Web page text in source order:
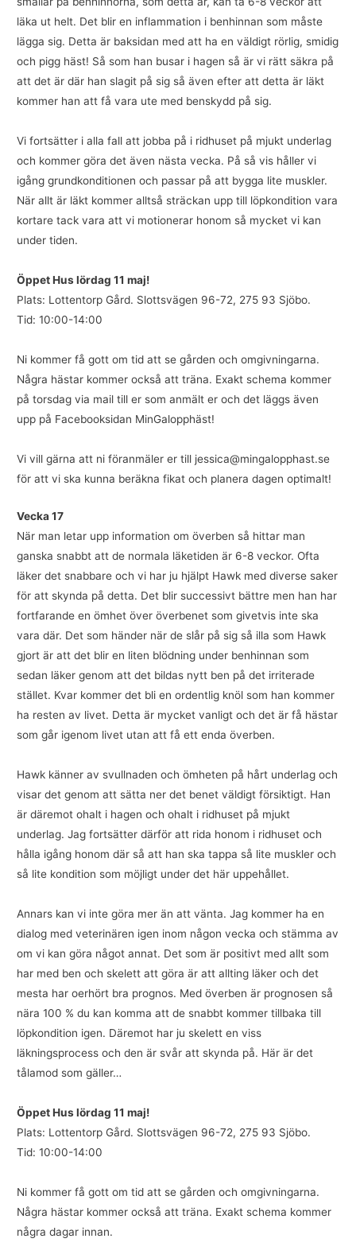
läka ut helt. Det blir en inflammation i benhinnan som måste
lägga sig. Detta är baksidan med att ha en väldigt rörlig, smidig
och pigg häst! Så som han busar i hagen så är vi rätt säkra på
att det är där han slagit på sig så även efter att detta är läkt
kommer han att få vara ute med benskydd på sig.
Vi fortsätter i alla fall att jobba på i ridhuset på mjukt underlag
och kommer göra det även nästa vecka. På så vis håller vi
igång grundkonditionen och passar på att bygga lite muskler.
När allt är läkt kommer alltså sträckan upp till löpkondition vara
kortare tack vara att vi motionerar honom så mycket vi kan
under tiden.
Öppet Hus lördag 11 maj!
Plats: Lottentorp Gård. Slottsvägen 96-72, 275 93 Sjöbo.
Tid: 10:00-14:00
Ni kommer få gott om tid att se gården och omgivningarna.
Några hästar kommer också att träna. Exakt schema kommer
på torsdag via mail till er som anmält er och det läggs även
upp på Facebooksidan MinGalopphäst!
Vi vill gärna att ni föranmäler er till jessica@mingalopphast.se
för att vi ska kunna beräkna fikat och planera dagen optimalt!
Vecka 17
När man letar upp information om överben så hittar man
ganska snabbt att de normala läketiden är 6-8 veckor. Ofta
läker det snabbare och vi har ju hjälpt Hawk med diverse saker
för att skynda på detta. Det blir successivt bättre men han har
fortfarande en ömhet över överbenet som givetvis inte ska
vara där. Det som händer när de slår på sig så illa som Hawk
gjort är att det blir en liten blödning under benhinnan som
sedan läker genom att det bildas nytt ben på det irriterade
stället. Kvar kommer det bli en ordentlig knöl som han kommer
ha resten av livet. Detta är mycket vanligt och det är få hästar
som går igenom livet utan att få ett enda överben.
Hawk känner av svullnaden och ömheten på hårt underlag och
visar det genom att sätta ner det benet väldigt försiktigt. Han
är däremot ohalt i hagen och ohalt i ridhuset på mjukt
underlag. Jag fortsätter därför att rida honom i ridhuset och
hålla igång honom där så att han ska tappa så lite muskler och
så lite kondition som möjligt under det här uppehållet.
Annars kan vi inte göra mer än att vänta. Jag kommer ha en
dialog med veterinären igen inom någon vecka och stämma av
om vi kan göra något annat. Det som är positivt med allt som
har med ben och skelett att göra är att allting läker och det
mesta har oerhört bra prognos. Med överben är prognosen så
nära 100 % du kan komma att de snabbt kommer tillbaka till
löpkondition igen. Däremot har ju skelett en viss
läkningsprocess och den är svår att skynda på. Här är det
tålamod som gäller…
Öppet Hus lördag 11 maj!
Plats: Lottentorp Gård. Slottsvägen 96-72, 275 93 Sjöbo.
Tid: 10:00-14:00
Ni kommer få gott om tid att se gården och omgivningarna.
Några hästar kommer också att träna. Exakt schema kommer
några dagar innan.